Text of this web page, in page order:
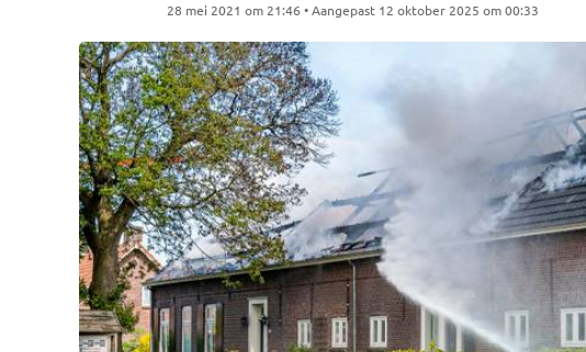
28 mei 2021 om 21:46 • Aangepast 12 oktober 2025 om 00:33